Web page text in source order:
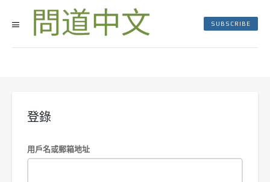
SUBSCRIBE
登錄
用戶名或郵箱地址